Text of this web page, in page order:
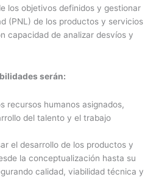
los objetivos definidos y gestionar
(PNL) de los productos y servicios
capacidad de analizar desvíos y
serán:
recursos humanos asignados,
del talento y el trabajo
el desarrollo de los productos y
la conceptualización hasta su
calidad, viabilidad técnica y